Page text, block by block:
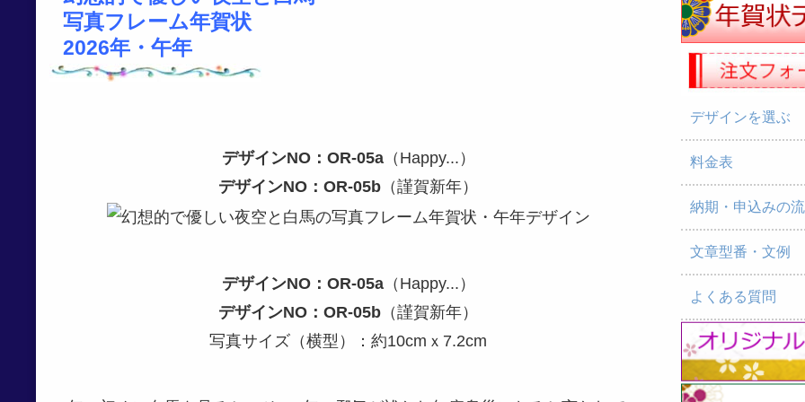
写真フレーム年賀状
2026年・午年
デザインNO：OR-05a（Happy...）
デザインNO：OR-05b （謹賀新年）
デザインNO：OR-05a（Happy...）
デザインNO：OR-05b （謹賀新年）
写真サイズ（横型）：約10cmｘ7.2cm
デザインを選ぶ
料金表
納期・申込みの
文章型番・文例
よくある質問